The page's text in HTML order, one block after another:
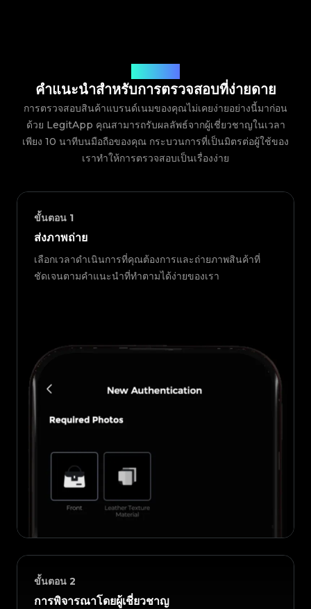
คำแนะนำสำหรับการตรวจสอบที่ง่ายดาย
การตรวจสอบสินค้าแบรนด์เนมของคุณไม่เคยง่ายอย่างนี้มาก่อน
ด้วย LegitApp คุณสามารถรับผลลัพธ์จากผู้เชี่ยวชาญในเวลา
เพียง 10 นาทีบนมือถือของคุณ กระบวนการที่เป็นมิตรต่อผู้ใช้ของ
เราทำให้การตรวจสอบเป็นเรื่องง่าย
ขั้นตอน 1
ส่งภาพถ่าย
เลือกเวลาดำเนินการที่คุณต้องการและถ่ายภาพสินค้าที่
ชัดเจนตามคำแนะนำที่ทำตามได้ง่ายของเรา
ขั้นตอน 2
การพิจารณาโดยผู้เชี่ยวชาญ